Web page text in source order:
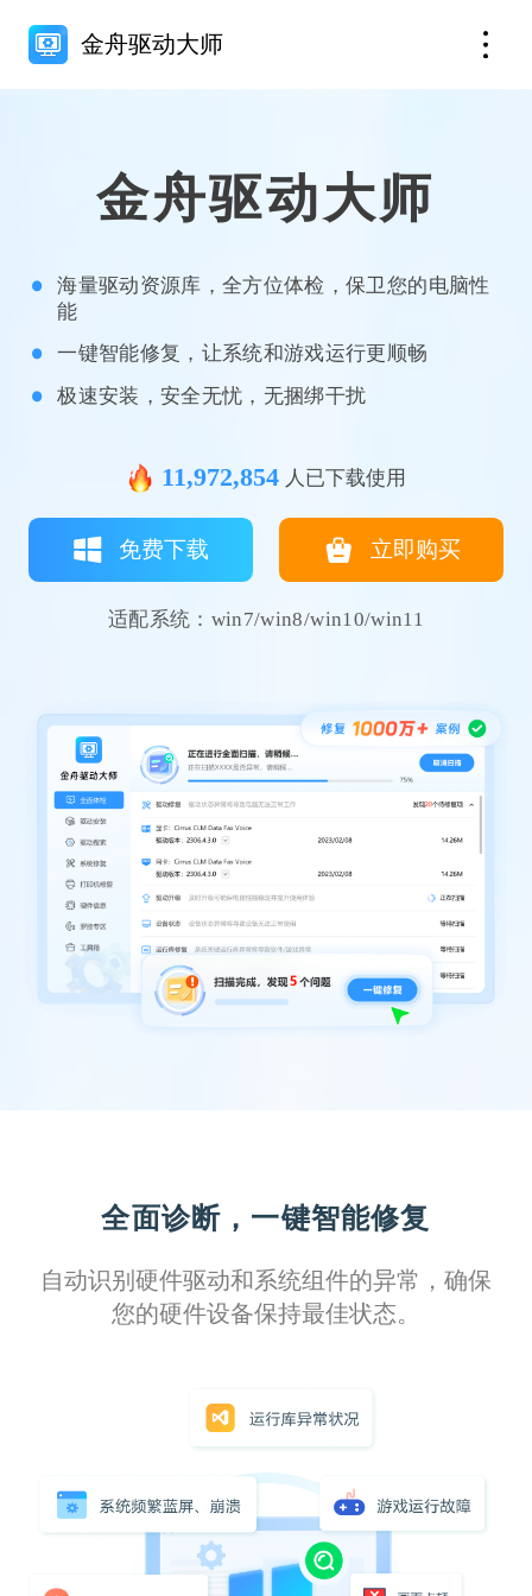
金舟驱动大师
金舟驱动大师
海量驱动资源库，全方位体检，保卫您的电脑性
能
一键智能修复，让系统和游戏运行更顺畅
极速安装，安全无忧，无捆绑干扰
11,972,854 人已下载使用
免费下载 立即购买
适配系统：win7/win8/win10/win11
全面诊断，一键智能修复
自动识别硬件驱动和系统组件的异常，确保
您的硬件设备保持最佳状态。